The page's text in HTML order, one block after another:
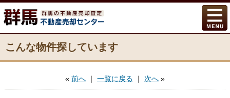
こんな物件探しています
« 前へ ｜ 一覧に戻る ｜ 次へ »